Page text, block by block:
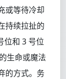
或等待冷却
持续拉扯的
位和 3 号位
生命或魔法
的方式。务